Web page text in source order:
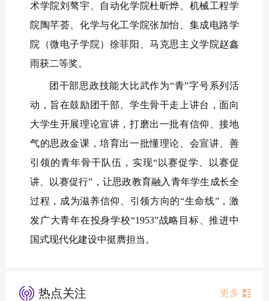
术学院刘骜宇、自动化学院杜昕烨、机械工程学
院陶芊荟、化学与化工学院张加怡、集成电路学
院（微电子学院）徐菲阳、马克思主义学院赵鑫
雨获二等奖。
团干部思政技能大比武作为“青”字号系列活
动，旨在鼓励团干部、学生骨干走上讲台，面向
大学生开展理论宣讲，打磨出一批有信仰、接地
气的思政金课，培育出一批懂理论、会宣讲、善
引领的青年骨干队伍，实现“以赛促学、以赛促
讲、以赛促行”，让思政教育融入青年学生成长全
过程，成为滋养信仰、引领方向的“生命线”，激
发广大青年在投身学校“1953”战略目标、推进中
国式现代化建设中挺膺担当。
热点关注 更多